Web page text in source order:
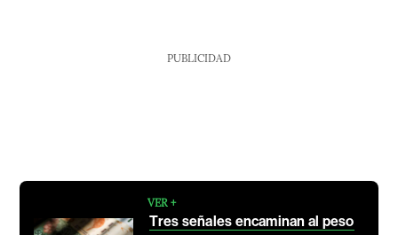
PUBLICIDAD
VER +
Tres señales encaminan al peso